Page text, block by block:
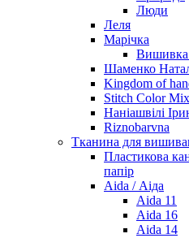
Люди
Леля
Марічка
Вишивка
Шаменко
Kingdom of
Stitch Color Mix
Наніашвілі
Riznobarvna
Тканина для
Пластикова
папір
Aida / Аіда
Aida 11
Aida 16
Aida 14